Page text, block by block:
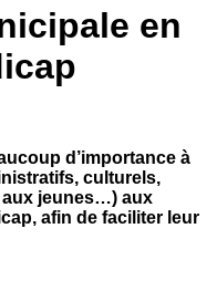
en
d’importance à
culturels,
jeunes…) aux
afin de faciliter leur